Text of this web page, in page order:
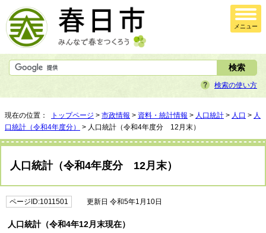
メニュー
検索の使い方
現在の位置： トップページ > 市政情報 > 資料・統計情報 > 人口統計 > 人口 > 人
口統計（令和4年度分）
> 人口統計（令和4年度分 12月末）
人口統計（令和4年度分 12月末）
ページID:1011501 更新日 令和5年1月10日
人口統計（令和4年12月末現在）